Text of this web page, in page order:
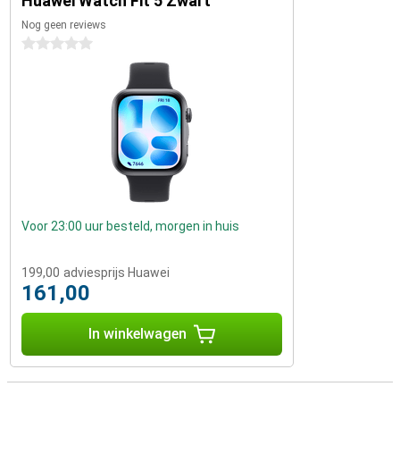
Nog geen reviews
0 sterren
Voor 23:00 uur besteld, morgen in huis
199,00 adviesprijs Huawei
161,00
In winkelwagen